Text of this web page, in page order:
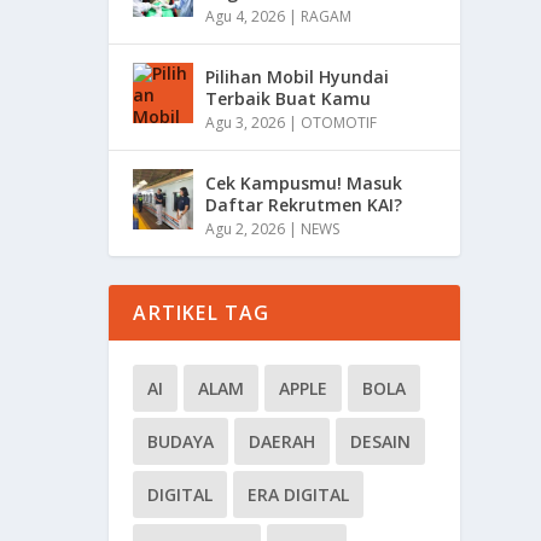
Agu 4, 2026 | RAGAM
Pilihan Mobil Hyundai
Terbaik Buat Kamu
Agu 3, 2026 | OTOMOTIF
Cek Kampusmu! Masuk
Daftar Rekrutmen KAI?
Agu 2, 2026 | NEWS
ARTIKEL TAG
AI ALAM APPLE BOLA
BUDAYA DAERAH DESAIN
DIGITAL ERA DIGITAL